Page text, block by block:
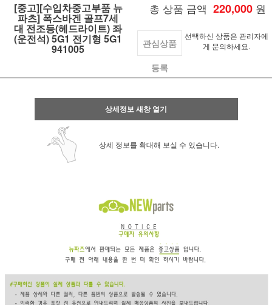
[중고][수입차중고부품 뉴
파츠] 폭스바겐 골프7세
대 전조등(헤드라이트) 좌
(운전석) 5G1 전기형 5G1
941005
총 상품 금액 220,000 원
관심상품
등록
선택하신 상품은 관리자에
게 문의하세요.
상세정보 새창 열기
상세 정보를 확대해 보실 수 있습니다.